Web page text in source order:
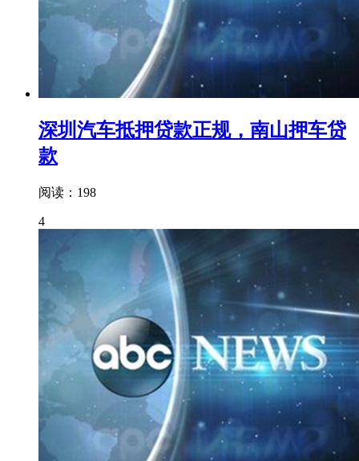
深圳汽车抵押贷款正规，南山押车贷
款
阅读：198
4